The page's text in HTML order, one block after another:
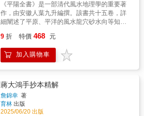
方式達到所求目的、因此稍一不慎、都有可能
被無形之氣場、磁場或是靈體反打、而造成施
法人受傷甚至危及性命、時至今日、法師遭鬼
煞佈局、自然免不了碰上此類情事、因此、在
使用法術處理各種法事之前、施法者應先懂得
如何防身自保、以免求測者問題還沒解決、施
味、藉以「迎神」。③果：四季適時的水果、
藉以「敬神」。④燈：光明明亮的世界、藉以
「助神」。⑤茶：粗淡無味的茶水、藉以「浴
神」。
《平陽全書》是一部清代風水地理學的重要著
作，由安徽人葉九升編撰。該書共十五卷，詳
細闡述了平原、平洋的風水龍穴砂水向等知
素，以天辰九星飛布的方式，全面解析平陽、
平洋的風水特點。這本書對風水學說有重要貢
獻，影響深遠，被收入《四庫全書》。
9 折 特價 468 元
加入購物車
蔣大鴻手抄本精解
詹錦幸 著
育林 出版
2025/06/20 出版